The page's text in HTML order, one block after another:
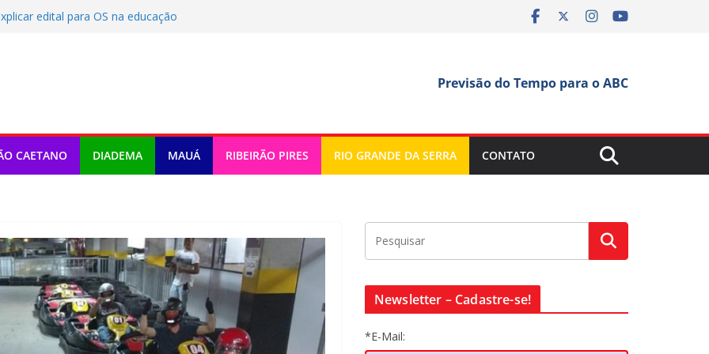
edital para OS na educação
sem vitória no Brasileirão,
Corinthians e São Paulo
SBC inicia novo ciclo com Aula
Previsão do Tempo para o ABC
CAETANO DIADEMA MAUÁ RIBEIRÃO PIRES RIO GRANDE DA SERRA CONTATO
Newsletter – Cadastre-se!
*E-Mail: